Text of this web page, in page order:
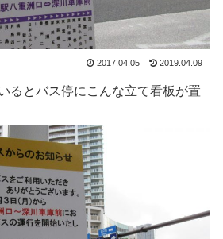
2017.04.05 2019.04.09
るとバス停にこんな立て看板が置